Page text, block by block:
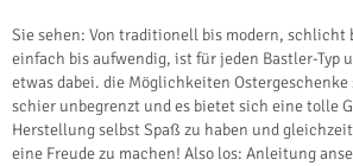
Sie sehen: Von traditionell bis modern, schlicht
einfach bis aufwendig, ist für jeden Bastler-Typ
etwas dabei. die Möglichkeiten
schier unbegrenzt und es bietet sich eine tolle
Herstellung selbst Spaß zu haben und
eine Freude zu machen! Also los: Anleitung